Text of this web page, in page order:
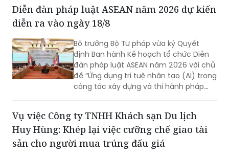
việc xây dựng hệ sinh thái số quốc gia
về phổ biến, giáo dục pháp luật.
Diễn đàn pháp luật ASEAN năm 2026 dự kiến
diễn ra vào ngày 18/8
Bộ trưởng Bộ Tư pháp vừa ký Quyết
định Ban hành Kế hoạch tổ chức Diễn
đàn pháp luật ASEAN năm 2026 với chủ
đề “Ứng dụng trí tuệ nhân tạo (AI) trong
công tác xây dựng và thi hành pháp
Vụ việc Công ty TNHH Khách sạn Du lịch
Huy Hùng: Khép lại việc cưỡng chế giao tài
sản cho người mua trúng đấu giá